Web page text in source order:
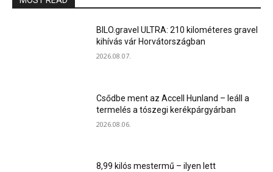
BILO.gravel ULTRA: 210 kilométeres gravel
kihívás vár Horvátországban
2026.08.07.
Csődbe ment az Accell Hunland – leáll a
termelés a tószegi kerékpárgyárban
2026.08.06.
8,99 kilós mestermű – ilyen lett